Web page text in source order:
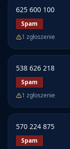
625 600 100
Spam
1 zgłoszenie
538 626 218
Spam
1 zgłoszenie
570 224 875
Spam